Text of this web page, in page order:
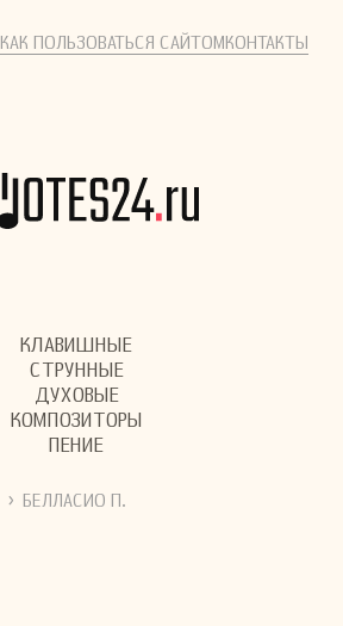
КАК ПОЛЬЗОВАТЬСЯ САЙТОМКОНТАКТЫ
КЛАВИШНЫЕ
СТРУННЫЕ
ДУХОВЫЕ
КОМПОЗИТОРЫ
ПЕНИЕ
› БЕЛЛАСИО П.